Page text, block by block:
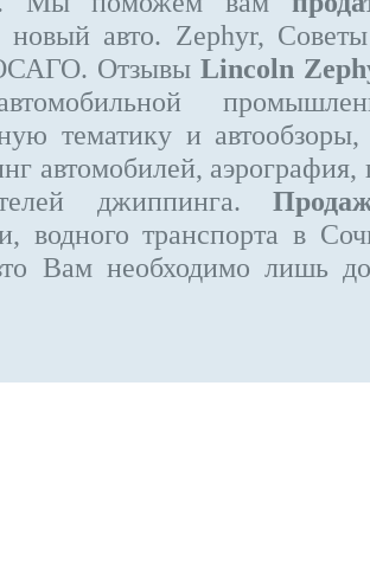
новый авто. Zephyr,
ОтзывыLincoln
тематику и
автомобилей,
джиппинга.
водного транспорта в
Вам необходимо лишь